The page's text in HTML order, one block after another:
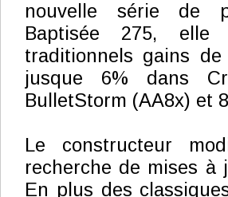
nouvelle série de
Baptisée 275, elle
traditionnels gains de
jusque 6% dans
BulletStorm (AA8x) et
Le constructeur
recherche de mises
En plus des